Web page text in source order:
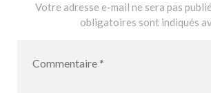
Votre adresse e-mail ne sera pas
obligatoires sont indiqués